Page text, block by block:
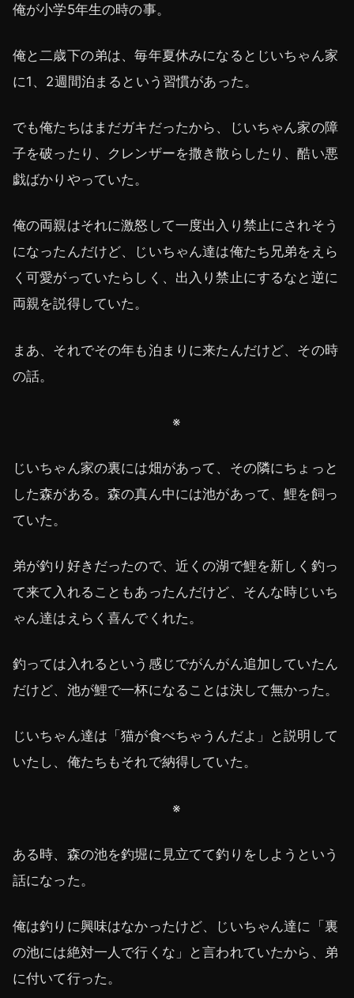
俺が小学5年生の時の事。
俺と二歳下の弟は、毎年夏休みになるとじいちゃん家
に1、2週間泊まるという習慣があった。
でも俺たちはまだガキだったから、じいちゃん家の障
子を破ったり、クレンザーを撒き散らしたり、酷い悪
戯ばかりやっていた。
俺の両親はそれに激怒して一度出入り禁止にされそう
になったんだけど、じいちゃん達は俺たち兄弟をえら
く可愛がっていたらしく、出入り禁止にするなと逆に
両親を説得していた。
まあ、それでその年も泊まりに来たんだけど、その時
の話。
※
じいちゃん家の裏には畑があって、その隣にちょっと
した森がある。森の真ん中には池があって、鯉を飼っ
ていた。
弟が釣り好きだったので、近くの湖で鯉を新しく釣っ
て来て入れることもあったんだけど、そんな時じいち
ゃん達はえらく喜んでくれた。
釣っては入れるという感じでがんがん追加していたん
だけど、池が鯉で一杯になることは決して無かった。
じいちゃん達は「猫が食べちゃうんだよ」と説明して
いたし、俺たちもそれで納得していた。
※
ある時、森の池を釣堀に見立てて釣りをしようという
話になった。
俺は釣りに興味はなかったけど、じいちゃん達に「裏
の池には絶対一人で行くな」と言われていたから、弟
に付いて行った。